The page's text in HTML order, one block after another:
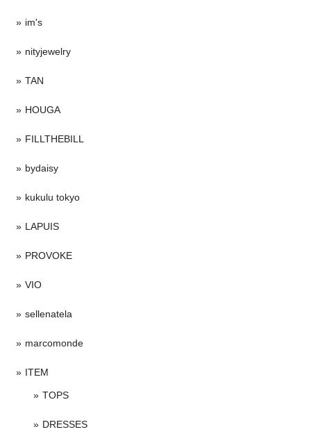
im's
nityjewelry
TAN
HOUGA
FILLTHEBILL
bydaisy
kukulu tokyo
LAPUIS
PROVOKE
VIO
sellenatela
marcomonde
ITEM
TOPS
DRESSES